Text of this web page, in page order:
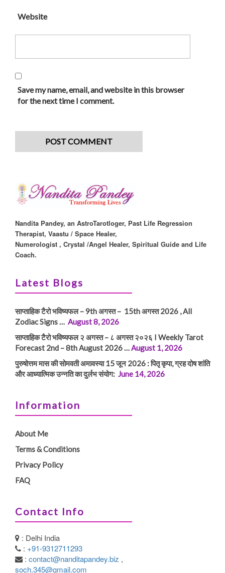
Website
Save my name, email, and website in this browser
for the next time I comment.
Nandita Pandey, an AstroTarotloger, Past Life Regression
Therapist, Vaastu / Space Healer,
Numerologist , Crystal /Angel Healer, Spiritual Guide and Life
Coach.
Latest Blogs
साप्ताहिक टैरो भविष्यफल – 9th अगस्त – 15th अगस्त 2026 , All
Zodiac Signs … August 8, 2026
साप्ताहिक टैरो भविष्यफल २ अगस्त – ८ अगस्त २०२६ I Weekly Tarot
Forecast 2nd – 8th August 2026 …August 1, 2026
पुरुषोत्तम मास की सोमवती अमावस्या 15 जून 2026 : पितृ कृपा, ग्रह दोष शांति
और आध्यात्मिक उन्नति का दुर्लभ संयोग: June 14, 2026
Information
About Me
Terms & Conditions
Privacy Policy
FAQ
Contact Info
: Delhi India
: +91-9312711293
: contact@nanditapandey.biz ,
soch.345@gmail.com